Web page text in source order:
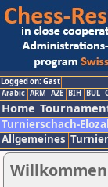
Logged on: Gast
Arabic ARM AZE BIH BUL
Home
Turnierschach-
Allgemeines